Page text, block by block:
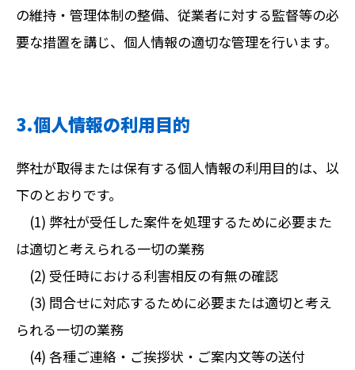
の維持・管理体制の整備、従業者に対する監督等の必
要な措置を講じ、個人情報の適切な管理を行います。
3.個人情報の利用目的
弊社が取得または保有する個人情報の利用目的は、以
下のとおりです。
(1) 弊社が受任した案件を処理するために必要また
は適切と考えられる一切の業務
(2) 受任時における利害相反の有無の確認
(3) 問合せに対応するために必要または適切と考え
られる一切の業務
(4) 各種ご連絡・ご挨拶状・ご案内文等の送付